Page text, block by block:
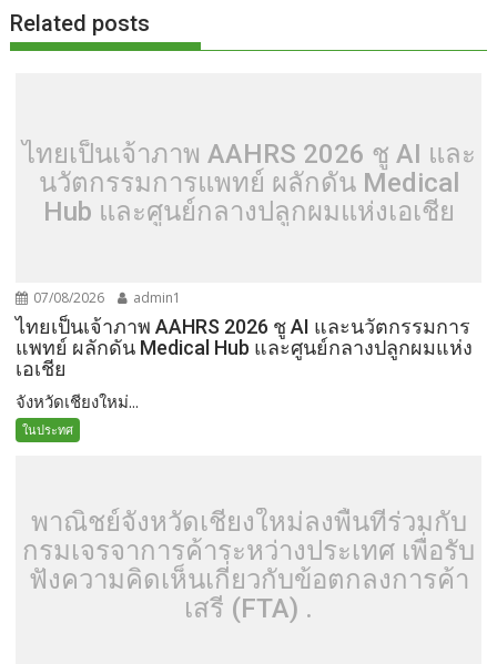
o
k k
Related posts
ไทยเป็นเจ้าภาพ AAHRS 2026 ชู AI และ
นวัตกรรมการแพทย์ ผลักดัน Medical
Hub และศูนย์กลางปลูกผมแห่งเอเชีย
07/08/2026 admin1
ไทยเป็นเจ้าภาพ AAHRS 2026 ชู AI และนวัตกรรมการ
แพทย์ ผลักดัน Medical Hub และศูนย์กลางปลูกผมแห่ง
เอเชีย
จังหวัดเชียงใหม่...
ในประทศ
พาณิชย์จังหวัดเชียงใหม่ลงพื้นที่ร่วมกับ
กรมเจรจาการค้าระหว่างประเทศ เพื่อรับ
ฟังความคิดเห็นเกี่ยวกับข้อตกลงการค้า
เสรี (FTA) .